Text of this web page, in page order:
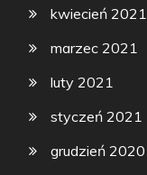
kwiecień 2021
marzec 2021
luty 2021
styczeń 2021
grudzień 2020